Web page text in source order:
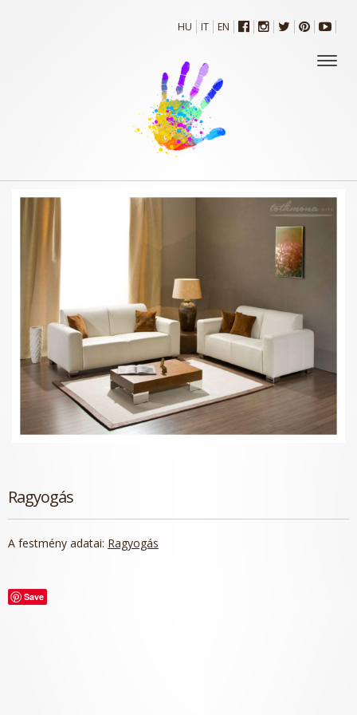
HU IT EN
Ragyogás
A festmény adatai: Ragyogás
Save